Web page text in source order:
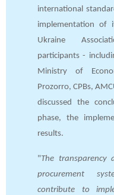
international
implementation of
Ukraine
participants -
Ministry of
Prozorro, CPBs,
discussed the
phase, the
results.
"The
procurement
contribute to